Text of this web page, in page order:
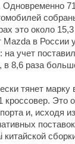
это около
Mazda в России
на учет
8,6 раза
тянет марку
кроссовер. Это
и, исходя
китайской